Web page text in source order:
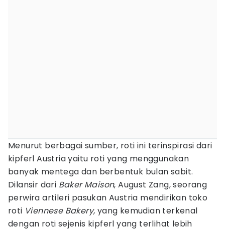
Menurut berbagai sumber, roti ini terinspirasi dari
kipferl Austria yaitu roti yang menggunakan
banyak mentega dan berbentuk bulan sabit.
Dilansir dari Baker Maison, August Zang, seorang
perwira artileri pasukan Austria mendirikan toko
roti Viennese Bakery, yang kemudian terkenal
dengan roti sejenis kipferl yang terlihat lebih